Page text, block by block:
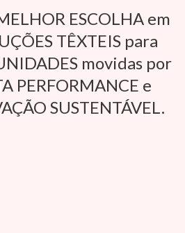
ESCOLHA em
TÊXTEIS para
movidas por
PERFORMANCE e
SUSTENTÁVEL.